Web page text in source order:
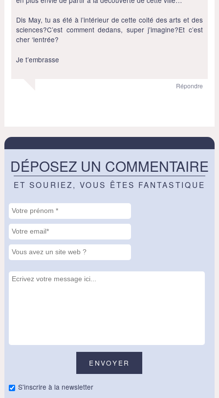
Dis May, tu as été à l’intérieur de cette coité des arts et des
sciences?C’est comment dedans, super j’imagine?Et c’est
cher ‘lentrée?
Je t’embrasse
Répondre
DÉPOSEZ UN COMMENTAIRE
ET SOURIEZ, VOUS ÊTES FANTASTIQUE
S'inscrire à la newsletter